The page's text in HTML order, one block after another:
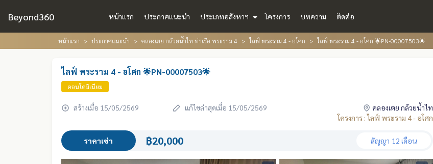
Beyond360 หน้าแรก ประกาศแนะนำ ประเภทอสังหาฯ โครงการ บทความ ติดต่อ
หน้าแรก ประกาศแนะนำ คลองเตย กล้วยน้ำไท ท่าเรือ พระราม 4 ไลฟ์ พระราม 4 - อโศก ไลฟ์ พระราม 4 - อโศก 🌟PN-00007503🌟
ไลฟ์ พระราม 4 - อโศก 🌟PN-00007503🌟
คอนโดมิเนียม
สร้างเมื่อ 15/05/2569 แก้ไขล่าสุดเมื่อ 15/05/2569
คลองเตย กล้วยน้ำไท
โครงการ : ไลฟ์ พระราม 4 - อโศก
ราคาเช่า ฿20,000 สัญญา 12 เดือน